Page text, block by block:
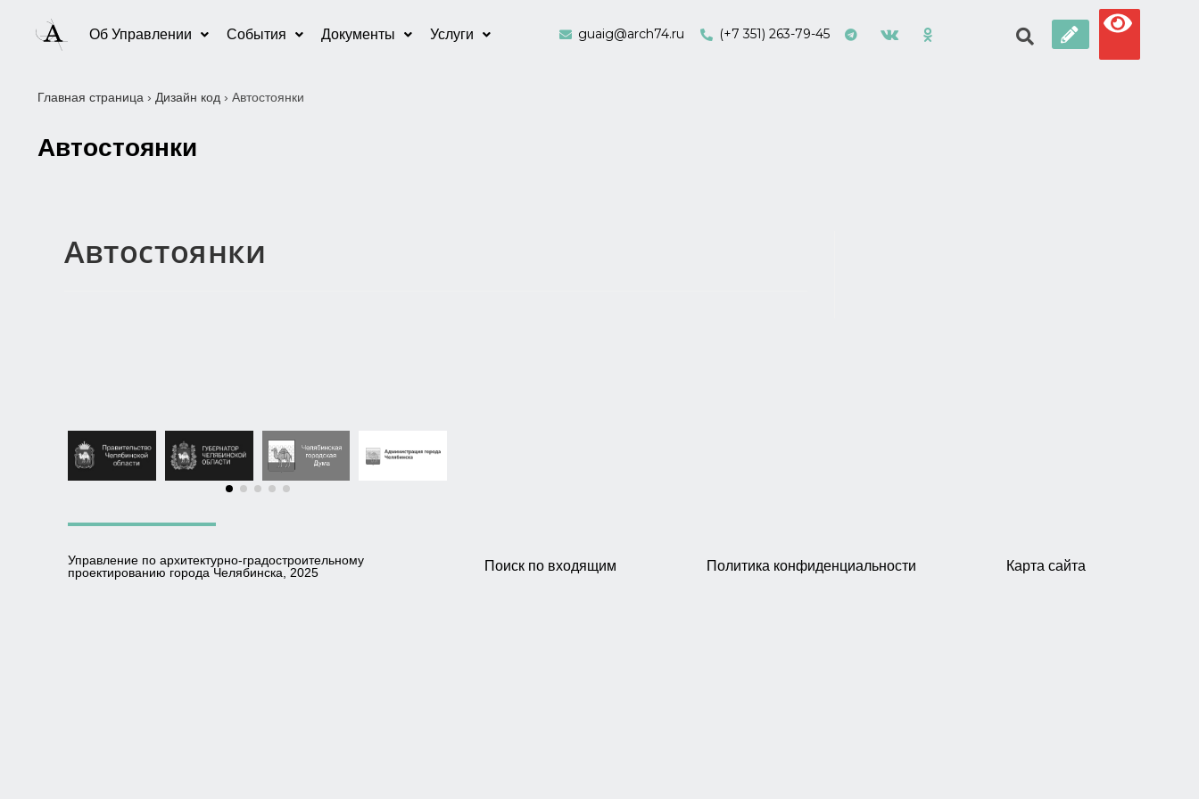
Об Управлении События Документы Услуги guaig@arch74.ru (+7 351) 263-79-45
Главная страница › Дизайн код › Автостоянки
Автостоянки
Автостоянки
Управление по архитектурно-градостроительному
проектированию города Челябинска, 2025
Поиск по входящим Политика конфиденциальности Карта сайта